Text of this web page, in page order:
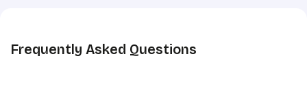
Frequently Asked Questions